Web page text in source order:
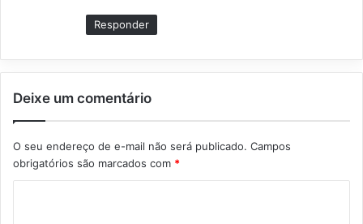
Responder
Deixe um comentário
O seu endereço de e-mail não será publicado. Campos
obrigatórios são marcados com *